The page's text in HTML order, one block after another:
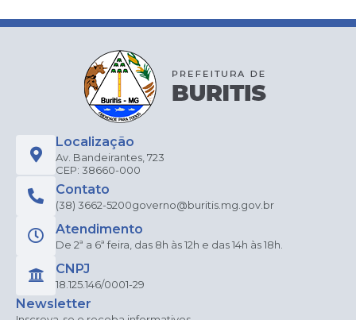
Localização
Av. Bandeirantes, 723
CEP: 38660-000
Contato
(38) 3662-5200governo@buritis.mg.gov.br
Atendimento
De 2ª a 6ª feira, das 8h às 12h e das 14h às 18h.
CNPJ
18.125.146/0001-29
Newsletter